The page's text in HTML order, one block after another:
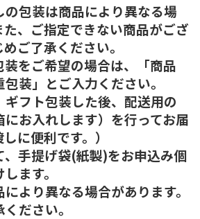
包装は商品により異なる場
、ご指定できない商品がござ
ご了承ください。
をご希望の場合は、「商品
装」とご入力ください。
ギフト包装した後、配送用の
お入れします）を行ってお届
に便利です。）
手提げ袋(紙製)をお申込み個
ます。
より異なる場合があります。
ださい。